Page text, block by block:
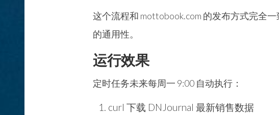
这个流程和 mottobook.com 的发布方式完全
的通用性。
运行效果
定时任务未来每周一 9:00 自动执行：
curl 下载 DNJournal 最新销售数据